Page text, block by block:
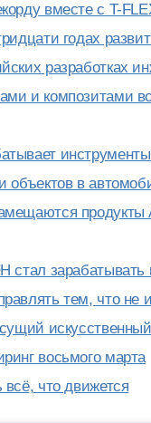
вместе с T-
годах
разработках
и композитами
объектов в
продукты
стал зарабатывать
тем, что не
восьмого марта
всё, что движется